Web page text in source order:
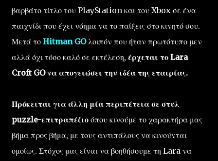
βαρβάτο τίτλο του PlayStation και του Xbox σε ένα
παιχνίδι που έχει νόημα να το παίξεις στο κινητό σου.
Μετά το Hitman GOλοιπόν που ήταν πρωτότυπο μεν
αλλά όχι τόσο καλό σε εκτέλεση, έρχεται το Lara
Croft GO να απογειώσει την ιδέα της εταιρίας.
Πρόκειται για άλλη μία περιπέτεια σε στυλ
puzzle-επιτραπέζιο όπου κινούμε το χαρακτήρα μας
βήμα προς βήμα, με τους αντιπάλους να κινούνται
ομοίως. Στόχος μας είναι να βοηθήσουμε τη Lara να